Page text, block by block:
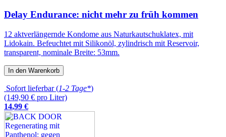
Delay Endurance: nicht mehr zu früh kommen
12 aktverlängernde Kondome aus Naturkautschuklatex, mit
Lidokain. Befeuchtet mit Silikonöl, zylindrisch mit Reservoir,
transparent, nominale Breite: 53mm.
In den Warenkorb
Sofort lieferbar (1-2 Tage*)
(149,90 € pro Liter)
14,99 €